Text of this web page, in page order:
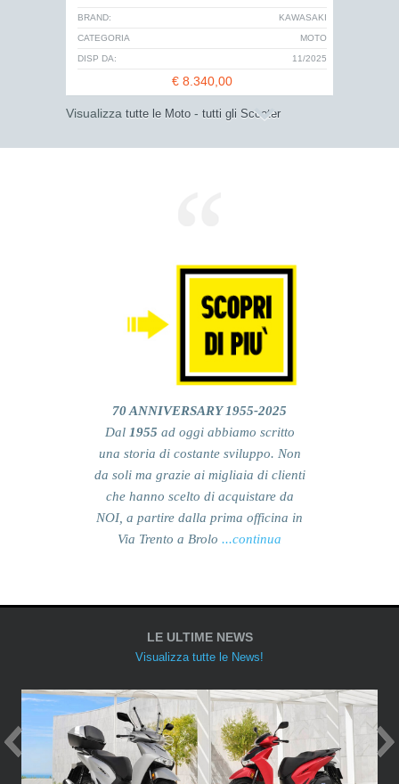
BRAND: KAWASAKI
CATEGORIA MOTO
DISP DA: 11/2025
€ 8.340,00
VESPA
Z650
PRIMAVERA 150 TECH
BRAND: VESPA
CATEGORIA SCOOTER
Visualizza tutte le Moto - tutti gli Scooter
70 ANNIVERSARY 1955-2025
Dal 1955 ad oggi abbiamo scritto
una storia di costante sviluppo. Non
da soli ma grazie ai migliaia di clienti
che hanno scelto di acquistare da
NOI, a partire dalla prima officina in
Via Trento a Brolo ...continua
LE ULTIME NEWS
Visualizza tutte le News!